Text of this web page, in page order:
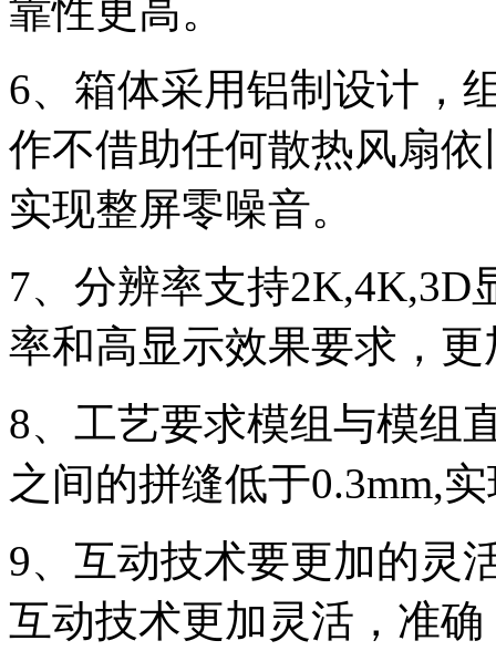
靠性更高。
6、箱体采用铝制设计，
作不借助任何散热风扇
实现整屏零噪音。
7、分辨率支持2K,4K,3D
率和高显示效果要求，
8、工艺要求模组与模组
之间的拼缝低于0.3mm,
9、互动技术要更加的灵
互动技术更加灵活，准